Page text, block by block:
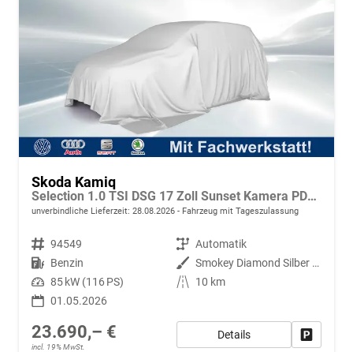
Skoda Kamiq
Selection 1.0 TSI DSG 17 Zoll Sunset Kamera PDC v+h
unverbindliche Lieferzeit: 28.08.2026 Fahrzeug mit Tageszulassung
Fahrzeugnr. 94549 Getriebe Automatik
Kraftstoff Benzin Außenfarbe
Smokey Diamond Silber Metallic
Leistung 85 kW (116 PS) Kilometerstand
10 km
01.05.2026
23.690,– €
incl. 19% MwSt.
Details